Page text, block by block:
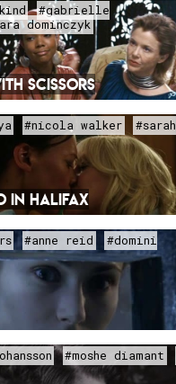
#gabrielle
dominczyk
SCISSORS
#nicola walker
#sarah
IN HALIFAX
#anne reid
#domini
#moshe diamant